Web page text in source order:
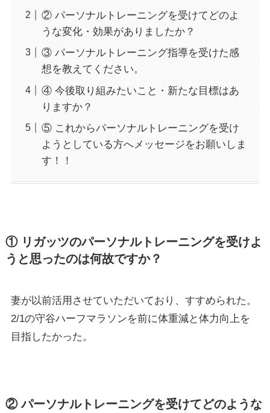
② パーソナルトレーニングを受けてどのよ
うな変化・効果がありましたか？
③ パーソナルトレーニング指導を受けた感
想を教えてください。
④ 今後取り組みたいこと・新たな目標はあ
りますか？
⑤ これからパーソナルトレーニングを受け
ようとしている方へメッセージをお願いしま
す！！
① リガッツのパーソナルトレーニングを受けよ
うと思ったのは何故ですか？
妻が以前活用させていただいており、すすめられた。
2/1の守谷ハーフマラソンを前に体重減と体力向上を
目指したかった。
② パーソナルトレーニングを受けてどのような